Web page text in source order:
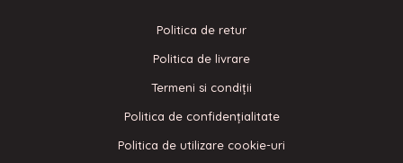
Politica de retur
Politica de livrare
Termeni si condiţii
Politica de confidenţialitate
Politica de utilizare cookie-uri